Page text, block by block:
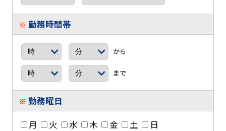
※ 勤務時間帯
から
まで
※ 勤務曜日
月
火 水 木 金 土
日